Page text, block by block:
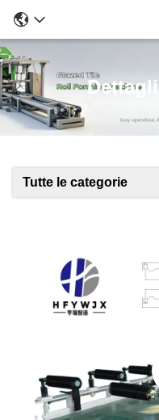
Tutte le categorie